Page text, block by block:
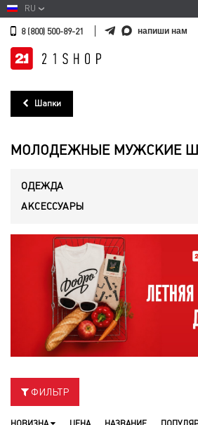
RU
8 (800) 500-89-21 напиши нам
Шапки
МОЛОДЕЖНЫЕ МУЖСКИЕ
ОДЕЖДА
АКСЕССУАРЫ
ФИЛЬТР